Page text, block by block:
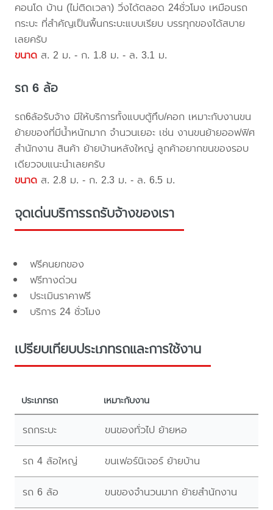
คอนโด บ้าน (ไม่ติดเวลา) วิ่งได้ตลอด 24ชั่วโมง เหมือนรถ
กระบะ ที่สำคัญเป็นพื้นกระบะแบบเรียบ บรรทุกของได้สบาย
เลยครับ
ขนาด ส. 2 ม. - ก. 1.8 ม. - ล. 3.1 ม.
รถ 6 ล้อ
รถ6ล้อรับจ้าง มีให้บริการทั้งแบบตู้ทึบ/คอก เหมาะกับงานขน
ย้ายของที่มีน้ำหนักมาก จำนวนเยอะ เช่น งานขนย้ายออฟฟิศ
สำนักงาน สินค้า ย้ายบ้านหลังใหญ่ ลูกค้าอยากขนของรอบ
เดียวจบแนะนำเลยครับ
ขนาด ส. 2.8 ม. - ก. 2.3 ม. - ล. 6.5 ม.
จุดเด่นบริการรถรับจ้างของเรา
ฟรีคนยกของ
ฟรีทางด่วน
ประเมินราคาฟรี
บริการ 24 ชั่วโมง
เปรียบเทียบประเภทรถและการใช้งาน
ประเภทรถ เหมาะกับงาน
รถกระบะ ขนของทั่วไป ย้ายหอ
รถ 4 ล้อใหญ่ ขนเฟอร์นิเจอร์ ย้ายบ้าน
รถ 6 ล้อ ขนของจำนวนมาก ย้ายสำนักงาน